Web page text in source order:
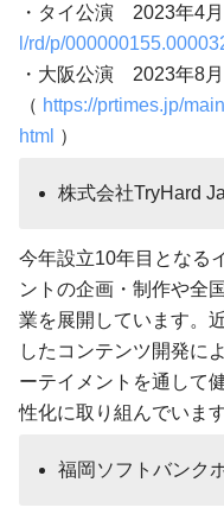
・タイ公演 2023年4
l/rd/p/
・大阪公演 2023年8
（ https://prtimes.jp/
html ）
株式会社TryHard
今年設立10年目となる
ントの企画・制作や全
業を展開しています。
したコンテンツ開発に
ーテイメントを通して
性化に取り組んでいます
福岡ソフトバンク